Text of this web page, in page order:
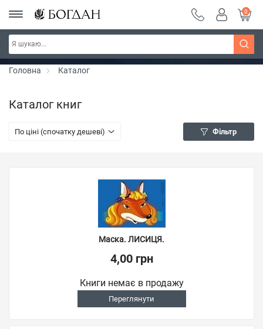
РОЗПРОДАЖ ~ 150 грн ~ 200 грн ~ 250 грн ~
300 грн ~ РОЗПРОДАЖ
Дізнатись більше
0
Головна Каталог
Каталог книг
По ціні (спочатку дешеві) Фільтр
Маска. ЛИСИЦЯ.
4,00 грн
Книги немає в продажу
Переглянути